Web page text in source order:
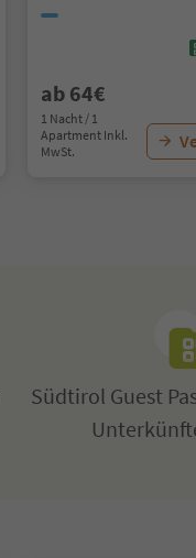
ab 64€
1 Nacht / 1
Apartment Inkl.
MwSt.
Südtirol Guest